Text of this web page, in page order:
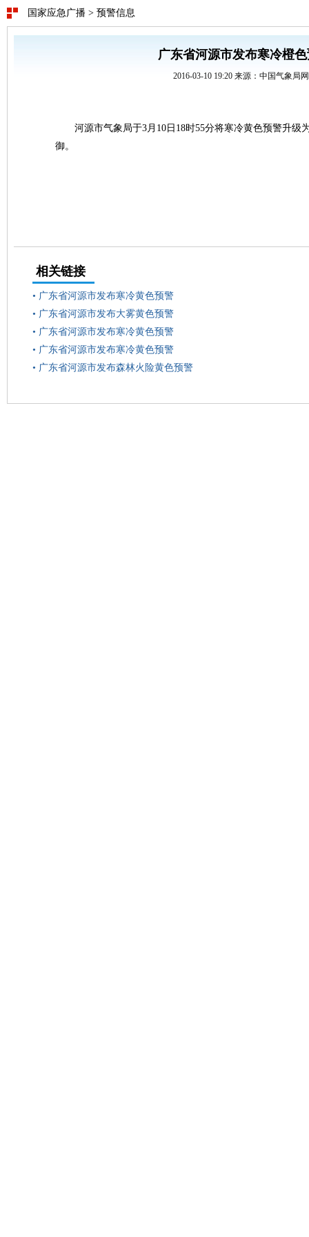
国家应急广播 > 预警信息
广东省河源市发布寒冷橙
2016-03-10 19:20 来源：中国气象局
河源市气象局于3月10日18时55分将寒冷黄色预警升级
御。
相关链接
• 广东省河源市发布寒冷黄色预警
• 广东省河源市发布大雾黄色预警
• 广东省河源市发布寒冷黄色预警
• 广东省河源市发布寒冷黄色预警
• 广东省河源市发布森林火险黄色预警